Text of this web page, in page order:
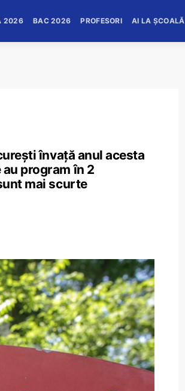
2026 BAC 2026 PROFESORI AI LA ȘCOALĂ
învață anul acesta
program în 2
mai scurte